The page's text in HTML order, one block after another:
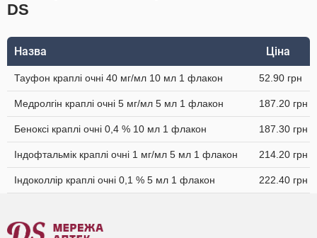
DS
Назва Ціна
Тауфон краплі очні 40 мг/мл 10 мл 1 флакон 52.90 грн
Медролгін краплі очні 5 мг/мл 5 мл 1 флакон 187.20 грн
Беноксі краплі очні 0,4 % 10 мл 1 флакон 187.30 грн
Індофтальмік краплі очні 1 мг/мл 5 мл 1 флакон 214.20 грн
Індоколлір краплі очні 0,1 % 5 мл 1 флакон 222.40 грн